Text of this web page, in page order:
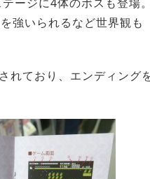
強いられるなど世界観も
れており、エンディング